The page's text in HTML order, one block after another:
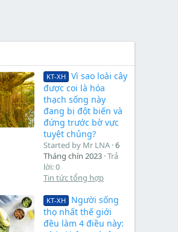
KT-XH
Vì sao loài cây
được coi là hóa
thạch sống này
đang bị đột biến và
đứng trước bờ vực
tuyệt chủng?
Started by Mr LNA 6
Tháng chín 2023 Trả
lời: 0
Tin tức tổng hợp
KT-XH
Người sống
thọ nhất thế giới
đều làm 4 điều này: